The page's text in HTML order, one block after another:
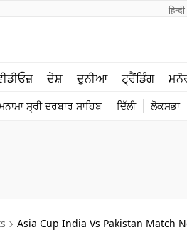
हिन्दी
ਦੇਸ਼ ਦੁਨੀਆ ਟ੍ਰੈਂਡਿੰਗ
ਸ੍ਰੀ ਦਰਬਾਰ ਸਾਹਿਬ ਦਿੱਲੀ ਲੋਕਸਭਾ
ਮਨੋਰੰਜਨ
Asia Cup India Vs Pakistan Match